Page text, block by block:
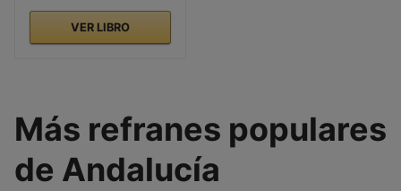
VER LIBRO
Más refranes populares
de Andalucía